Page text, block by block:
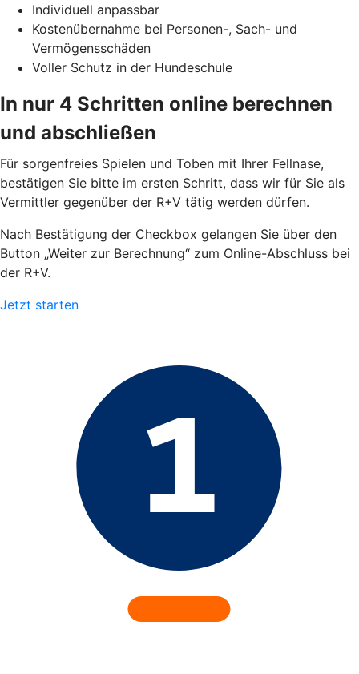
Individuell anpassbar
Kostenübernahme bei Personen-, Sach- und
Vermögensschäden
Voller Schutz in der Hundeschule
In nur 4 Schritten online berechnen
und abschließen
Für sorgenfreies Spielen und Toben mit Ihrer Fellnase,
bestätigen Sie bitte im ersten Schritt, dass wir für Sie als
Vermittler gegenüber der R+V tätig werden dürfen.
Nach Bestätigung der Checkbox gelangen Sie über den
Button „Weiter zur Berechnung“ zum Online-Abschluss bei
der R+V.
Jetzt starten